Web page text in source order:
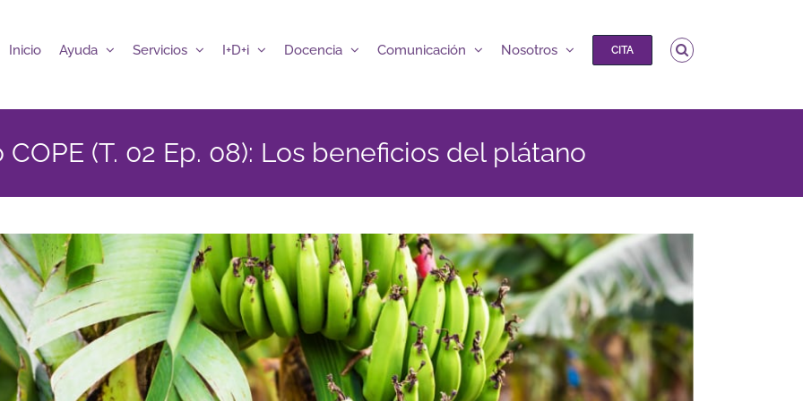
Inicio Ayuda Servicios I+D+i Docencia Comunicación Nosotros CITA
(T. 02 Ep. 08): Los beneficios del plátano